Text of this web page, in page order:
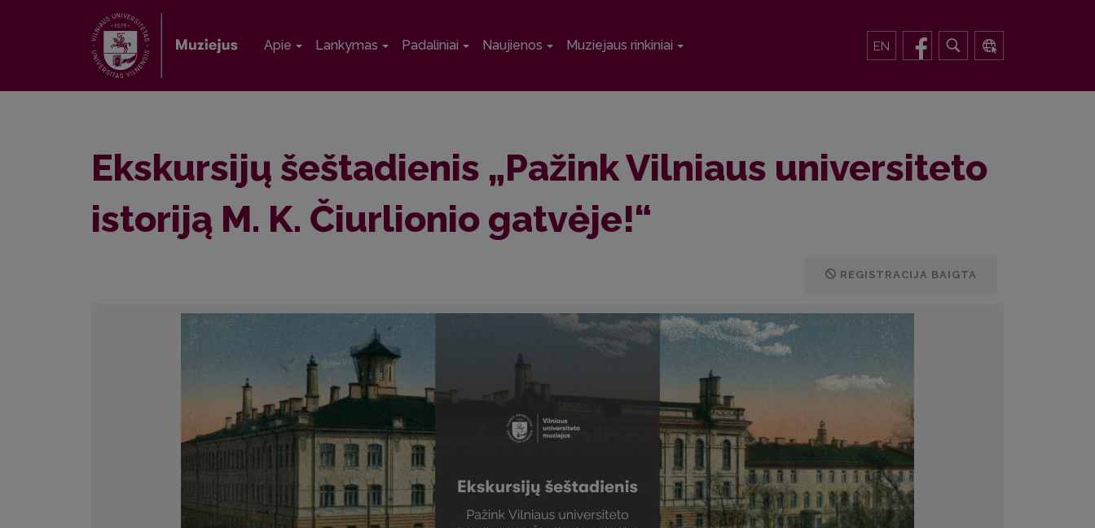
Apie Lankymas Padaliniai Naujienos Muziejaus rinkiniai EN
Ekskursijų šeštadienis „Pažink Vilniaus universiteto
istoriją M. K. Čiurlionio gatvėje!“
REGISTRACIJA BAIGTA